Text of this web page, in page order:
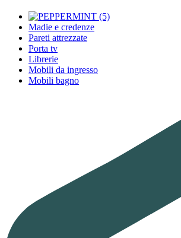
Madie e credenze
Pareti attrezzate
Porta tv
Librerie
Mobili da ingresso
Mobili bagno